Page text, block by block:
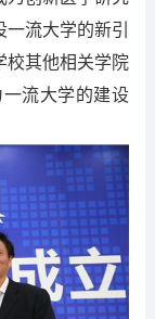
流大学的新引
校其他相关学院
一流大学的建设